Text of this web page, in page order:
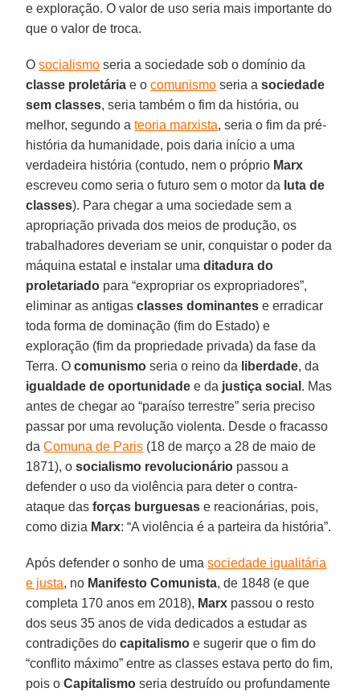
e exploração. O valor de uso seria mais importante do
que o valor de troca.
Osocialismo seria a sociedade sob o domínio da
classe proletária e ocomunismo seria asociedade
sem classes, seria também o fim da história, ou
melhor, segundo ateoria marxista, seria o fim da pré-
história da humanidade, pois daria início a uma
verdadeira história (contudo, nem o próprio Marx
escreveu como seria o futuro sem o motor da luta de
classes). Para chegar a uma sociedade sem a
apropriação privada dos meios de produção, os
trabalhadores deveriam se unir, conquistar o poder da
máquina estatal e instalar umaditadura do
proletariado para “expropriar os expropriadores”,
eliminar as antigasclasses dominantes e erradicar
toda forma de dominação (fim do Estado) e
exploração (fim da propriedade privada) da fase da
Terra. Ocomunismo seria o reino da liberdade, da
igualdade de oportunidade e da justiça social . Mas
antes de chegar ao “paraíso terrestre” seria preciso
passar por uma revolução violenta. Desde o fracasso
daComuna de Paris (18 de março a 28 de maio de
1871), osocialismo revolucionário passou a
defender o uso da violência para deter o contra-
ataque dasforças burguesas e reacionárias, pois,
como dizia Marx: “A violência é a parteira da história”.
Após defender o sonho de umasociedade igualitária
e justa, no Manifesto Comunista, de 1848 (e que
completa 170 anos em 2018), Marx passou o resto
dos seus 35 anos de vida dedicados a estudar as
contradições docapitalismo e sugerir que o fim do
“conflito máximo” entre as classes estava perto do fim,
pois oCapitalismo seria destruído ou profundamente